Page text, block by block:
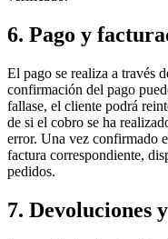
6. Pago y
El pago se realiza a través
confirmación del pago
fallase, el cliente podrá
de si el cobro se ha
error. Una vez confirmado
factura correspondiente,
pedidos.
7. Devoluciones